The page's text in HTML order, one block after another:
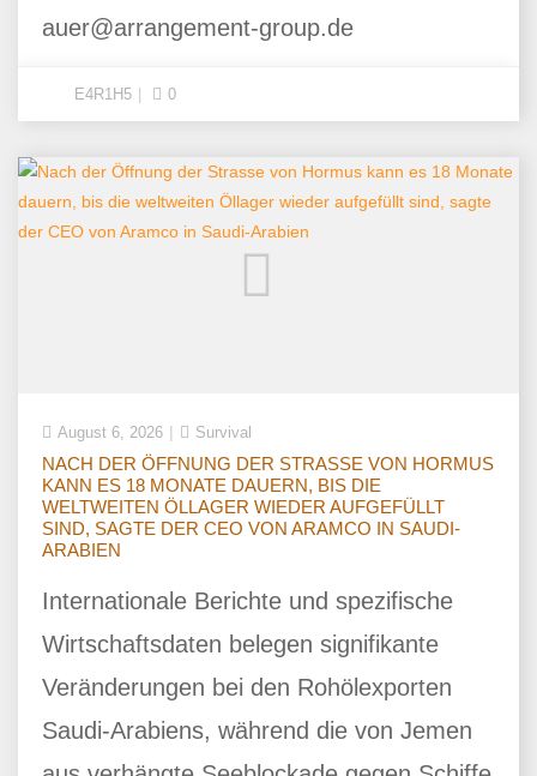
auer@arrangement-group.de
E4R1H5 0
August 6, 2026 Survival
NACH DER ÖFFNUNG DER STRASSE VON HORMUS
KANN ES 18 MONATE DAUERN, BIS DIE
WELTWEITEN ÖLLAGER WIEDER AUFGEFÜLLT
SIND, SAGTE DER CEO VON ARAMCO IN SAUDI-
ARABIEN
Internationale Berichte und spezifische
Wirtschaftsdaten belegen signifikante
Veränderungen bei den Rohölexporten
Saudi-Arabiens, während die von Jemen